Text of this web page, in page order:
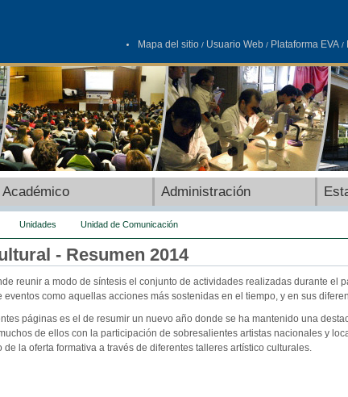
Mapa del sitio/ Usuario Web/ Plataforma EVA/
Académico Administración
Unidades Unidad de Comunicación
- Resumen 2014
reunir a modo de síntesis el conjunto de actividades realizadas durante el
eventos como aquellas acciones más sostenidas en el tiempo, y en sus
páginas es el de resumir un nuevo año donde se ha mantenido una
de ellos con la participación de sobresalientes artistas nacionales y
de la oferta formativa a través de diferentes talleres artístico culturales.